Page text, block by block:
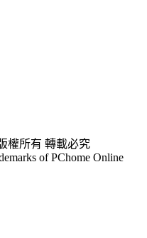
權所有 轉載必究
of PChome Online